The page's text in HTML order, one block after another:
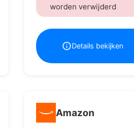
worden verwijderd
Details bekijken
Amazon